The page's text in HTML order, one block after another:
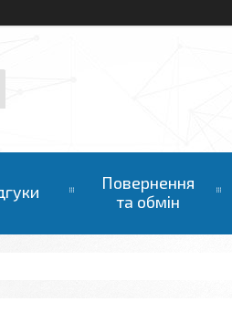
Повернення
та обмін